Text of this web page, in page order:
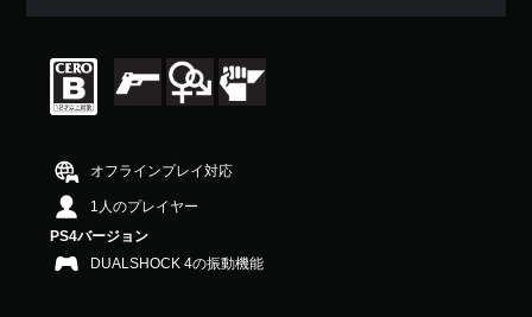
は
段
中
の
7
9
オフラインプレイ対応
1人のプレイヤー
PS4バージョン
DUALSHOCK 4の振動機能